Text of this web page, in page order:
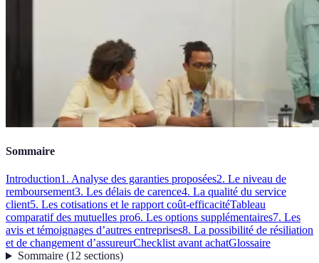
Sommaire
Introduction1. Analyse des garanties proposées2. Le niveau de
remboursement3. Les délais de carence4. La qualité du service
client5. Les cotisations et le rapport coût-efficacitéTableau
comparatif des mutuelles pro6. Les options supplémentaires7. Les
avis et témoignages d’autres entreprises8. La possibilité de résiliation
et de changement d’assureurChecklist avant achatGlossaire
Sommaire(12 sections)